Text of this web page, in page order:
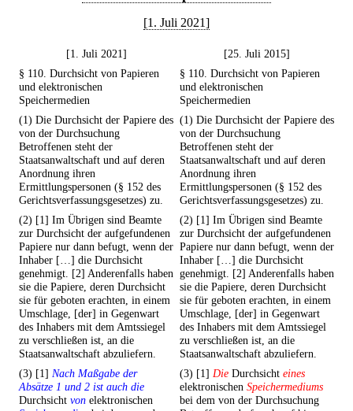
[1. Juli 2021]
[1. Juli 2021]
[25. Juli 2015]
§ 110. Durchsicht von Papieren
und elektronischen
Speichermedien
§ 110. Durchsicht von Papieren
und elektronischen
Speichermedien
(1) Die Durchsicht der Papiere des
von der Durchsuchung
Betroffenen steht der
Staatsanwaltschaft und auf deren
Anordnung ihren
Ermittlungspersonen (§ 152 des
Gerichtsverfassungsgesetzes) zu.
(1) Die Durchsicht der Papiere des
von der Durchsuchung
Betroffenen steht der
Staatsanwaltschaft und auf deren
Anordnung ihren
Ermittlungspersonen (§ 152 des
Gerichtsverfassungsgesetzes) zu.
(2) [1] Im Übrigen sind Beamte
zur Durchsicht der aufgefundenen
Papiere nur dann befugt, wenn der
Inhaber […] die Durchsicht
genehmigt. [2] Anderenfalls haben
sie die Papiere, deren Durchsicht
sie für geboten erachten, in einem
Umschlage, [der] in Gegenwart
des Inhabers mit dem Amtssiegel
zu verschließen ist, an die
Staatsanwaltschaft abzuliefern.
(2) [1] Im Übrigen sind Beamte
zur Durchsicht der aufgefundenen
Papiere nur dann befugt, wenn der
Inhaber […] die Durchsicht
genehmigt. [2] Anderenfalls haben
sie die Papiere, deren Durchsicht
sie für geboten erachten, in einem
Umschlage, [der] in Gegenwart
des Inhabers mit dem Amtssiegel
zu verschließen ist, an die
Staatsanwaltschaft abzuliefern.
(3) [1] Nach Maßgabe der
Absätze 1 und 2 ist auch die
Durchsicht von elektronischen
(3) [1] Die Durchsicht eines
elektronischen Speichermediums
bei dem von der Durchsuchung